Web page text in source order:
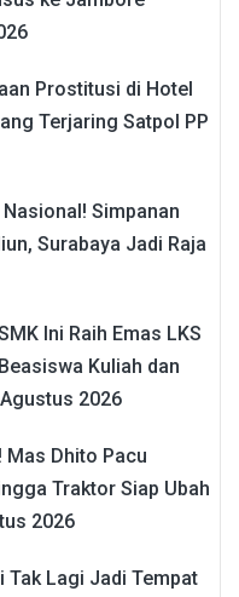
Prostitusi di Hotel
Terjaring Satpol PP
Simpanan
Surabaya Jadi Raja
Ini Raih Emas LKS
Kuliah dan
2026
Dhito Pacu
Traktor Siap Ubah
2026
Lagi Jadi Tempat